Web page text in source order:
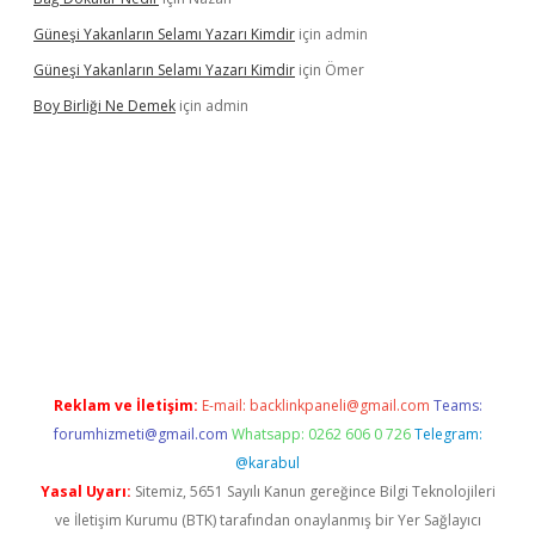
Güneşi Yakanların Selamı Yazarı Kimdir için admin
Güneşi Yakanların Selamı Yazarı Kimdir için Ömer
Boy Birliği Ne Demek için admin
Reklam ve İletişim: E-mail: backlinkpaneli@gmail.com Teams:
forumhizmeti@gmail.com Whatsapp: 0262 606 0 726 Telegram:
@karabul
Yasal Uyarı: Sitemiz, 5651 Sayılı Kanun gereğince Bilgi Teknolojileri
ve İletişim Kurumu (BTK) tarafından onaylanmış bir Yer Sağlayıcı